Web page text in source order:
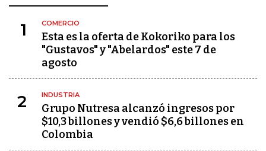
1 COMERCIO
Esta es la oferta de Kokoriko para los
"Gustavos" y "Abelardos" este 7 de
agosto
2 INDUSTRIA
Grupo Nutresa alcanzó ingresos por
$10,3 billones y vendió $6,6 billones en
Colombia